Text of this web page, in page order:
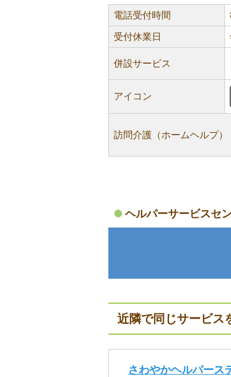
電話受付時間
受付休業日
併設サービス
アイコン
訪問介護（ホームヘルプ）
ヘルパーサービスセ
近隣で同じサービス
さわやかヘルパース